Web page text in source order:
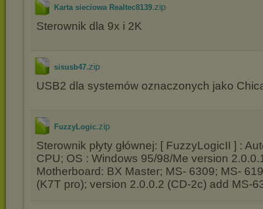
Karta sieciowa Realtec8139.zip
Sterownik dla 9x i 2K
sisusb47.zip
USB2 dla systemów oznaczonych jako
FuzzyLogic.zip
Sterownik płyty głównej: [ FuzzyLogicII ] :
CPU; OS : Windows 95/98/Me version
Motherboard: BX Master; MS- 6309; MS-
(K7T pro); version 2.0.0.2 (CD-2c) add MS-